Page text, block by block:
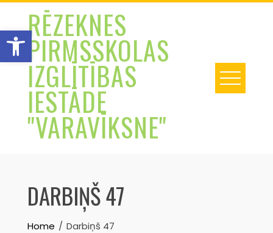
Open toolbar
Skip
contentRĒZEKNES
PIRMSSKOLAS
IZGLĪTĪBAS
IESTĀDE
"VARAVĪKSNE"
DARBIŅŠ 47
Home Darbiņš 47